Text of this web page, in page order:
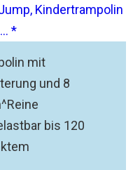
Kindertrampolin
mit
und 8
bis 120